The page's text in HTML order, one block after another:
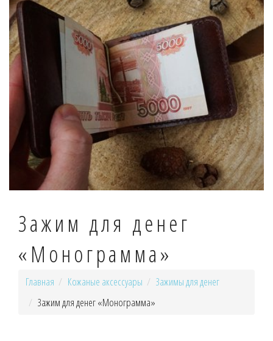
Зажим для денег
«Монограмма»
Главная Кожаные аксессуары
Зажимы для денег
Зажим для денег «Монограмма»